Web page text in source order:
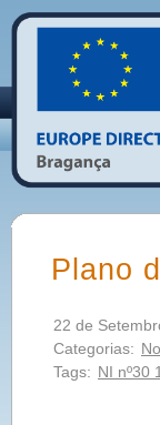
Plano
22 de
Categorias:
Tags: NI nº30